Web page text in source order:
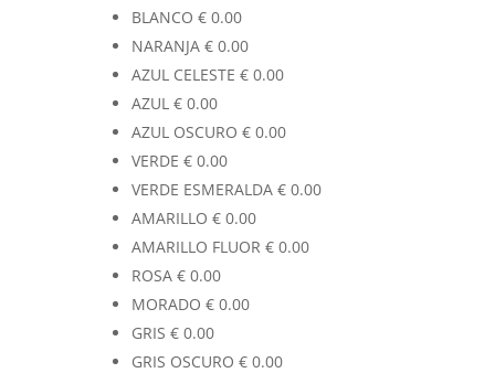
BLANCO €0.00
NARANJA €0.00
AZUL CELESTE €0.00
AZUL €0.00
AZUL OSCURO €0.00
VERDE €0.00
VERDE ESMERALDA €0.00
AMARILLO €0.00
AMARILLO FLUOR €0.00
ROSA €0.00
MORADO €0.00
GRIS €0.00
GRIS OSCURO €0.00